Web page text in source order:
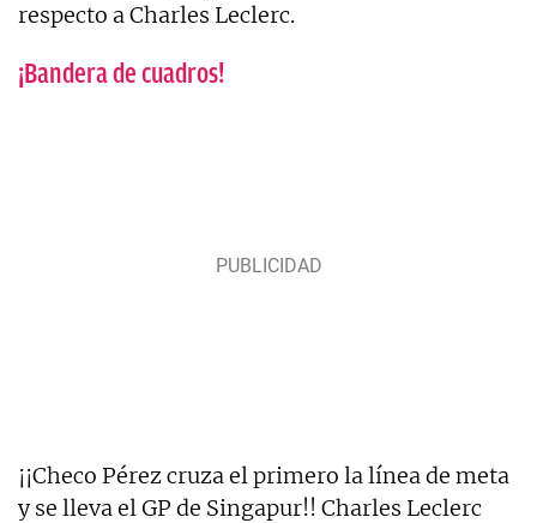
respecto a Charles Leclerc.
¡Bandera de cuadros!
¡¡Checo Pérez cruza el primero la línea de meta
y se lleva el GP de Singapur!! Charles Leclerc